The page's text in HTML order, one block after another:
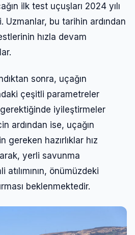
ilk test uçuşları 2024 yılı
Uzmanlar, bu tarihin ardından
hızla devam
sonra, uçağın
çeşitli parametreler
iyileştirmeler
ardından ise, uçağın
hazırlıklar hız
yerli savunma
önümüzdeki
beklenmektedir.